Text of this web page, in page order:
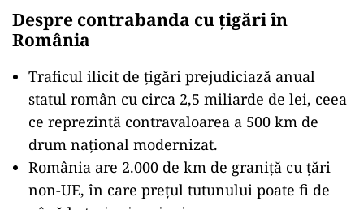
Despre contrabanda cu țigări în
România
Traficul ilicit de țigări prejudiciază anual
statul român cu circa 2,5 miliarde de lei, ceea
ce reprezintă contravaloarea a 500 km de
drum național modernizat.
România are 2.000 de km de graniță cu țări
non-UE, în care prețul tutunului poate fi de